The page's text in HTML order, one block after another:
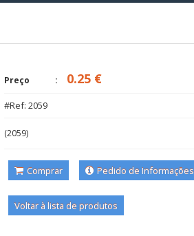
Preço 0.25 €
#Ref: 2059
(2059)
Comprar Pedido de Informações
Voltar à lista de produtos